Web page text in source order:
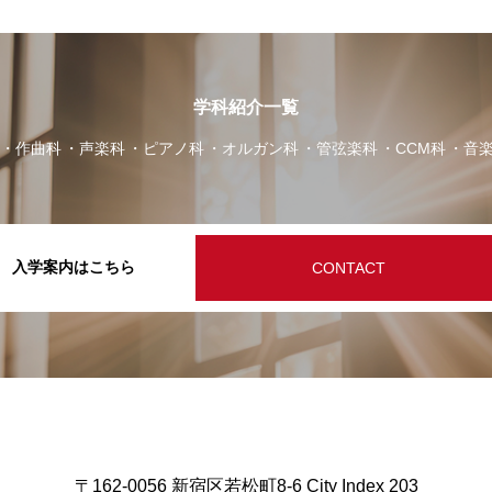
学科紹介一覧
作曲科 声楽科 ピアノ科 オルガン科 管弦楽科 CCM科 音
入学案内はこちら CONTACT
〒162-0056 新宿区若松町8-6 City Index 203